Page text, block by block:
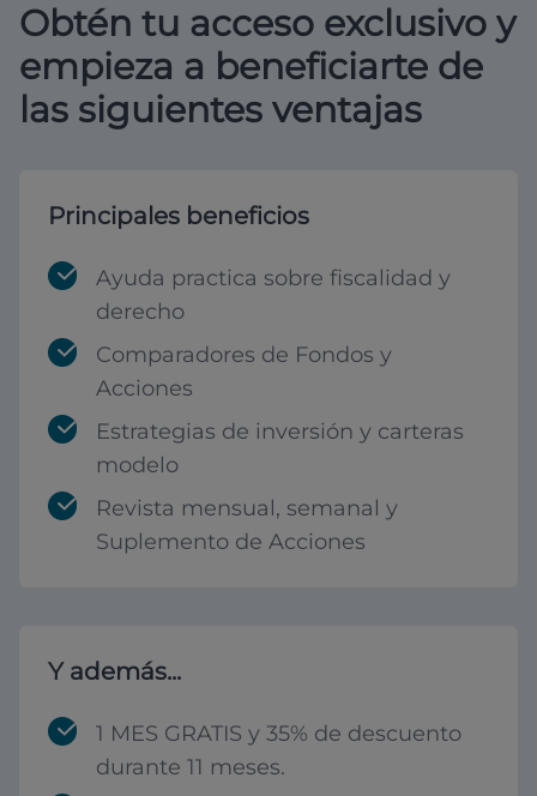
Obtén tu acceso exclusivo y
empieza a beneficiarte de
las siguientes ventajas
Principales beneficios
Ayuda practica sobre fiscalidad y
derecho
Comparadores de Fondos y
Acciones
Estrategias de inversión y carteras
modelo
Revista mensual, semanal y
Suplemento de Acciones
Y además...
1 MES GRATIS y 35% de descuento
durante 11 meses.